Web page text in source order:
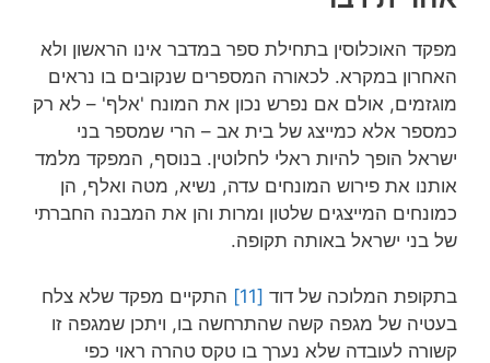
מפקד האוכלוסין בתחילת ספר במדבר אינו הראשון ולא
האחרון במקרא. לכאורה המספרים שנקובים בו נראים
מוגזמים, אולם אם נפרש נכון את המונח 'אלף' – לא רק
כמספר אלא כמייצג של בית אב – הרי שמספר בני
ישראל הופך להיות ראלי לחלוטין. בנוסף, המפקד מלמד
אותנו את פירוש המונחים עדה, נשיא, מטה ואלף, הן
כמונחים המייצגים שלטון ומרות והן את המבנה החברתי
של בני ישראל באותה תקופה.
בתקופת המלוכה של דוד [11]
התקיים מפקד שלא צלח
בעטיה של מגפה קשה שהתרחשה בו, ויתכן שמגפה זו
קשורה לעובדה שלא נערך בו טקס טהרה ראוי כפי